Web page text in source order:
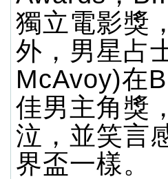
獨立電影獎
外，男星占
McAvoy)在
佳男主角獎
泣，並笑言
界盃一樣。